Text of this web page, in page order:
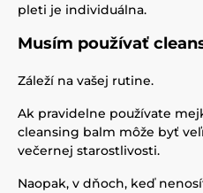
pleti je individuálna.
Musím používať
Záleží na vašej rutine.
Ak pravidelne používate
cleansing balm môže byť
večernej starostlivosti.
Naopak, v dňoch, keď